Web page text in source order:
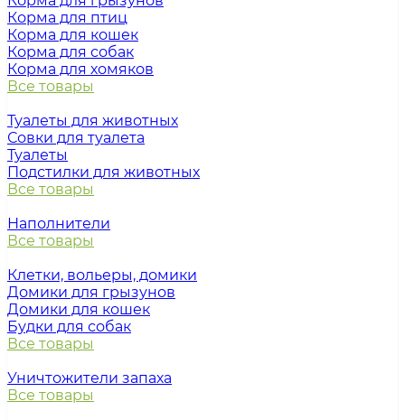
Корма для птиц
Корма для кошек
Корма для собак
Корма для хомяков
Все товары
Туалеты для животных
Совки для туалета
Туалеты
Подстилки для животных
Все товары
Наполнители
Все товары
Клетки, вольеры, домики
Домики для грызунов
Домики для кошек
Будки для собак
Все товары
Уничтожители запаха
Все товары